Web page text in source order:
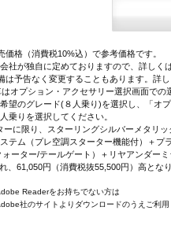
価格（消費税10%込）で参考価格です。
社が独自に定めておりますので、詳しく
は予告なく変更することもあります。詳
オプション・アクセサリー選択画面での
望のグレード(８人乗り)を選択し、「オ
乗りを選択してください。
ーに限り、スターリングシルバーメタリ
テム（プレ空調スターター機能付）＋プ
ーター/テールゲート）＋リヤアンダー
、61,050円（消費税抜55,500円）高とな
Readerをお持ちでない方は
社のサイトよりダウンロードのうえご利